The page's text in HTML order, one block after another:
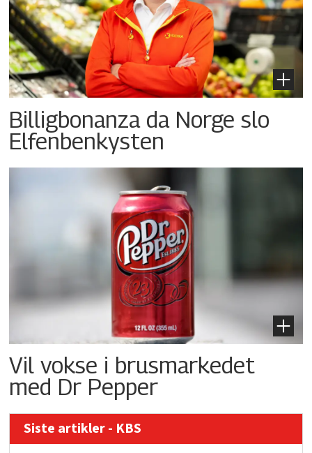
Billigbonanza da Norge slo
Elfenbenkysten
Vil vokse i brusmarkedet
med Dr Pepper
Siste artikler - KBS